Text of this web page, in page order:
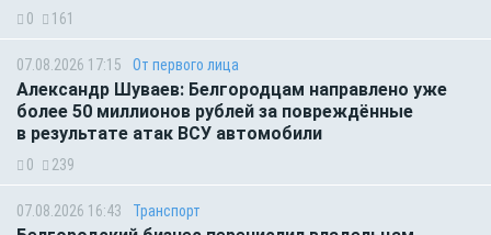
0 161
07.08.2026 17:15 От первого лица
Александр Шуваев: Белгородцам направлено уже
более 50 миллионов рублей за повреждённые
в результате атак ВСУ автомобили
0 239
07.08.2026 16:43 Транспорт